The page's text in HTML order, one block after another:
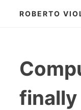
ROBERTO